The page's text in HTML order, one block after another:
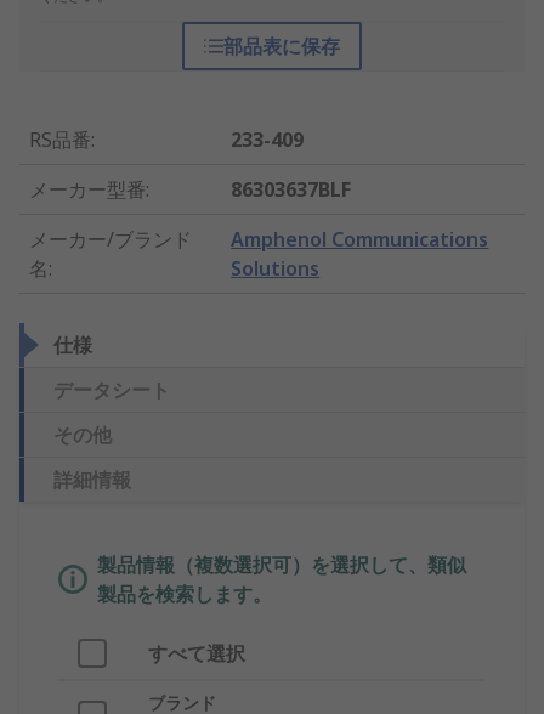
部品表に保存
RS品番:
233-409
メーカー型番:
86303637BLF
メーカー/ブランド
名:
Amphenol Communications
Solutions
仕様
データシート
その他
詳細情報
製品情報（複数選択可）を選択して、類似
製品を検索します。
すべて選択
ブランド